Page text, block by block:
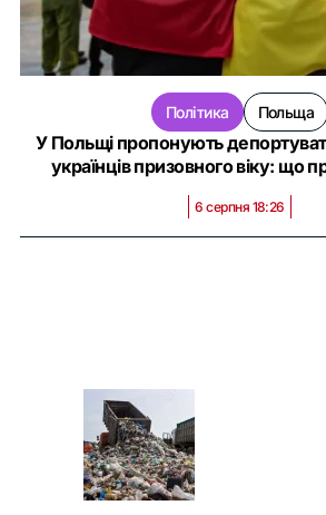
Політика Польща
У Польщі пропонують
українців призовного віку: що
6 серпня 18:26